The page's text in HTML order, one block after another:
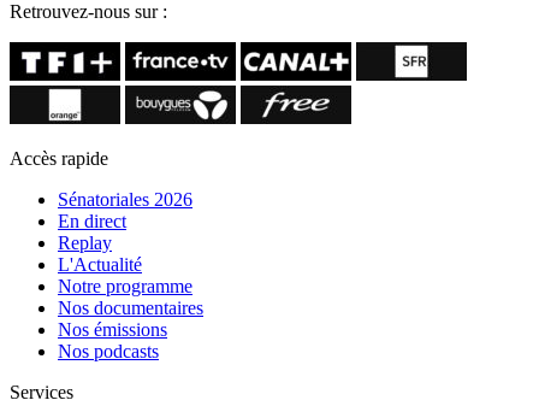
Retrouvez-nous sur :
Accès rapide
Sénatoriales 2026
En direct
Replay
L'Actualité
Notre programme
Nos documentaires
Nos émissions
Nos podcasts
Services